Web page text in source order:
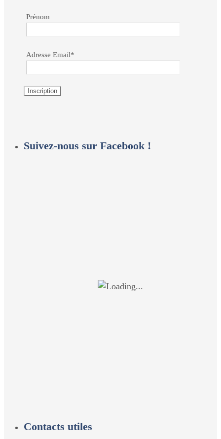
Prénom
Adresse Email*
Suivez-nous sur Facebook !
Contacts utiles